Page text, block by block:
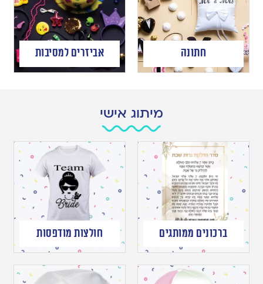
חתונה אביזרים למסיבות
מיתוג אישי
ברכונים ממותגים חולצות מודפסות